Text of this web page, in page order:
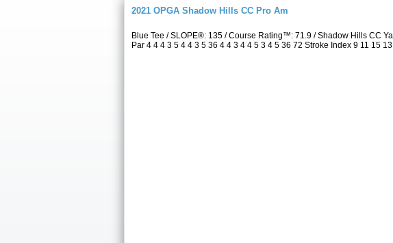
2021 OPGA Shadow Hills CC Pro Am
Blue Tee / SLOPE®: 135 / Course Rating™: 71.9 / Shadow Hills CC
Par 4 4 4 3 5 4 4 3 5 36 4 4 3 4 4 5 3 4 5 36 72 Stroke Index 9 11 15